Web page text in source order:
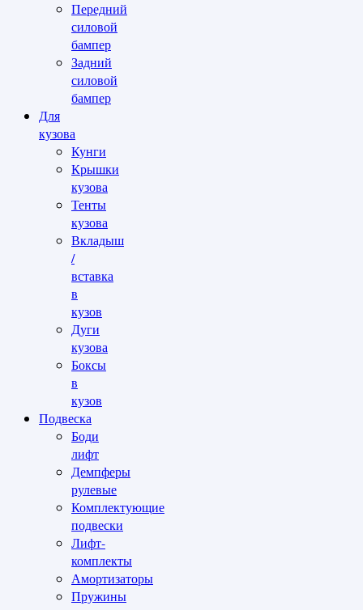
Передний
силовой
бампер
Задний
силовой
бампер
Для
кузова
Кунги
Крышки
кузова
Тенты
кузова
Вкладыш
/
вставка
в
кузов
Дуги
кузова
Боксы
в
кузов
Подвеска
Боди
лифт
Демпферы
рулевые
Комплектующие
подвески
Лифт-
комплекты
Амортизаторы
Пружины